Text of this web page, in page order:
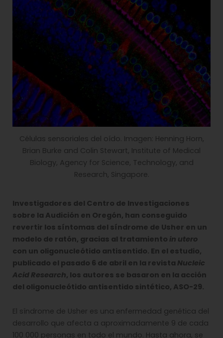
Células sensoriales del oído. Imagen: Henning Horn,
Brian Burke and Colin Stewart, Institute of Medical
Biology, Agency for Science, Technology, and
Research, Singapore.
Investigadores del Centro de Investigaciones
sobre la Audición en Oregón, han conseguido
revertir los síntomas del síndrome de Usher en un
modelo de ratón, gracias al tratamiento in utero
con un oligonucleótido antisentido. En el estudio,
publicado el pasado 6 de abril en la revista Nucleic
Acid Research, los autores se basaron en la acción
del oligonucleótido antisentido sintético, ASO-29.
El síndrome de Usher es una enfermedad genética del
desarrollo que afecta a aproximadamente 9 de cada
100 000 personas en todo el mundo. Hasta ahora, se